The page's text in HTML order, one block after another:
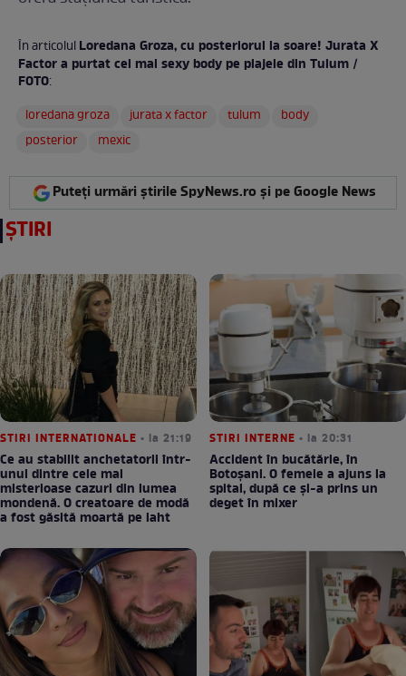
În articolulLoredana Groza, cu posteriorul la soare! Jurata X
Factor a purtat cel mai sexy body pe plajele din Tulum /
FOTO:
loredana groza
jurata x factor tulum
body
posterior
mexic
Puteți urmări știrile SpyNews.ro și pe Google News
ȘTIRI
STIRI INTERNATIONALE • la 21:19
Ce au stabilit anchetatorii într-
unul dintre cele mai
misterioase cazuri din lumea
mondenă. O creatoare de modă
a fost găsită moartă pe iaht
STIRI INTERNE • la 20:31
Accident în bucătărie, în
Botoșani. O femeie a ajuns la
spital, după ce și-a prins un
deget în mixer